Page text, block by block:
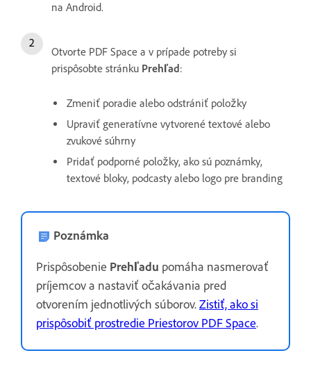
na Android.
Otvorte PDF Space a v prípade potreby si
prispôsobte stránku Prehľad:
Zmeniť poradie alebo odstrániť položky
Upraviť generatívne vytvorené textové alebo
zvukové súhrny
Pridať podporné položky, ako sú poznámky,
textové bloky, podcasty alebo logo pre branding
Poznámka
Prispôsobenie Prehľadu pomáha nasmerovať
príjemcov a nastaviť očakávania pred
otvorením jednotlivých súborov.Zistiť, ako si
prispôsobiť prostredie Priestorov PDF Space.